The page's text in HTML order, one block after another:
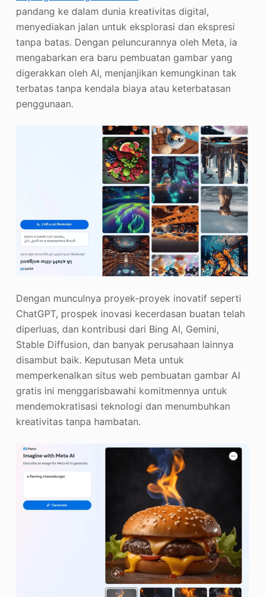
pandang ke dalam dunia kreativitas digital,
menyediakan jalan untuk eksplorasi dan ekspresi
tanpa batas. Dengan peluncurannya oleh Meta, ia
mengabarkan era baru pembuatan gambar yang
digerakkan oleh AI, menjanjikan kemungkinan tak
terbatas tanpa kendala biaya atau keterbatasan
penggunaan.
Dengan munculnya proyek-proyek inovatif seperti
ChatGPT, prospek inovasi kecerdasan buatan telah
diperluas, dan kontribusi dari Bing AI, Gemini,
Stable Diffusion, dan banyak perusahaan lainnya
disambut baik. Keputusan Meta untuk
memperkenalkan situs web pembuatan gambar AI
gratis ini menggarisbawahi komitmennya untuk
mendemokratisasi teknologi dan menumbuhkan
kreativitas tanpa hambatan.